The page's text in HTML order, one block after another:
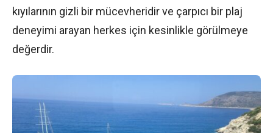
kıyılarının gizli bir mücevheridir ve çarpıcı bir plaj
deneyimi arayan herkes için kesinlikle görülmeye
değerdir.